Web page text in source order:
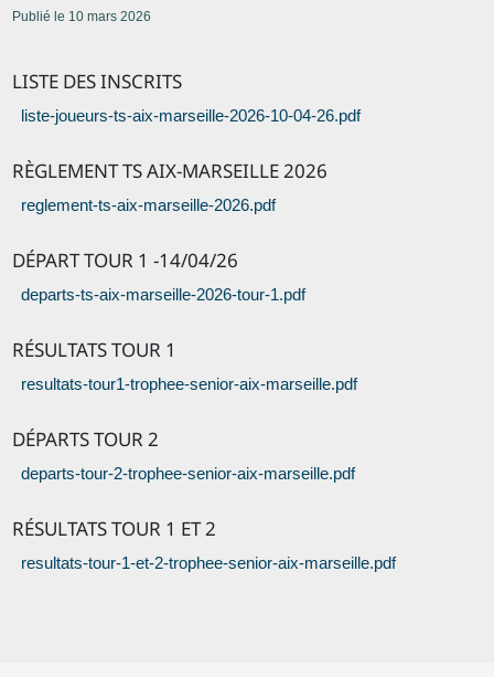
Publié le 10 mars 2026
LISTE DES INSCRITS
liste-joueurs-ts-aix-marseille-2026-10-04-26.pdf
RÈGLEMENT TS AIX-MARSEILLE 2026
reglement-ts-aix-marseille-2026.pdf
DÉPART TOUR 1 -14/04/26
departs-ts-aix-marseille-2026-tour-1.pdf
RÉSULTATS TOUR 1
resultats-tour1-trophee-senior-aix-marseille.pdf
DÉPARTS TOUR 2
departs-tour-2-trophee-senior-aix-marseille.pdf
RÉSULTATS TOUR 1 ET 2
resultats-tour-1-et-2-trophee-senior-aix-marseille.pdf